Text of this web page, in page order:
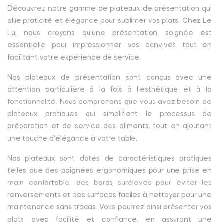
Découvrez notre gamme de plateaux de présentation qui
allie praticité et élégance pour sublimer vos plats. Chez Le
Lu, nous croyons qu'une présentation soignée est
essentielle pour impressionner vos convives tout en
facilitant votre expérience de service.
Nos plateaux de présentation sont conçus avec une
attention particulière à la fois à l'esthétique et à la
fonctionnalité. Nous comprenons que vous avez besoin de
plateaux pratiques qui simplifient le processus de
préparation et de service des aliments, tout en ajoutant
une touche d'élégance à votre table.
Nos plateaux sont dotés de caractéristiques pratiques
telles que des poignées ergonomiques pour une prise en
main confortable, des bords surélevés pour éviter les
renversements et des surfaces faciles à nettoyer pour une
maintenance sans tracas. Vous pourrez ainsi présenter vos
plats avec facilité et confiance, en assurant une